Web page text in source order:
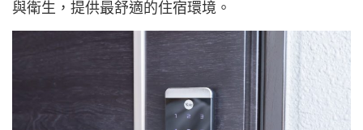
與衛生，提供最舒適的住宿環境。